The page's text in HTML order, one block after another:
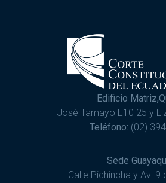
Edificio
José Tamayo E10 25 y
Teléfono: (02)
Sede
Calle Pichincha y Av. 9